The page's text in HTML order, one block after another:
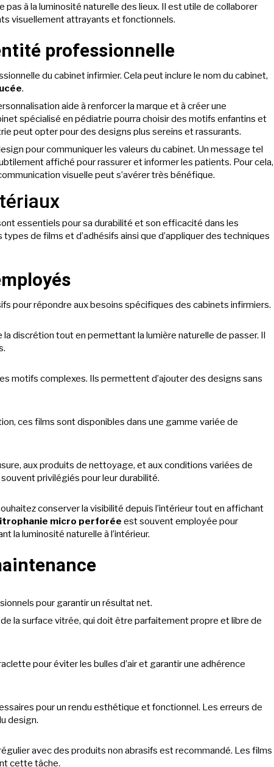
à la luminosité naturelle des lieux. Il est utile de collaborer
visuellement attrayants et fonctionnels.
professionnelle
du cabinet infirmier. Cela peut inclure le nom du cabinet,
.
aide à renforcer la marque et à créer une
spécialisé en pédiatrie pourra choisir des motifs enfantins et
peut opter pour des designs plus sereins et rassurants.
pour communiquer les valeurs du cabinet. Un message tel
affiché pour rassurer et informer les patients. Pour cela,
visuelle peut s’avérer très bénéfique.
essentiels pour sa durabilité et son efficacité dans les
de films et d’adhésifs ainsi que d’appliquer des techniques
pour répondre aux besoins spécifiques des cabinets infirmiers.
discrétion tout en permettant la lumière naturelle de passer. Il
motifs complexes. Ils permettent d’ajouter des designs sans
ces films sont disponibles dans une gamme variée de
aux produits de nettoyage, et aux conditions variées de
privilégiés pour leur durabilité.
conserver la visibilité depuis l’intérieur tout en affichant
micro perforée est souvent employée pour
la luminosité naturelle à l’intérieur.
pour garantir un résultat net.
la surface vitrée, qui doit être parfaitement propre et libre de
pour éviter les bulles d’air et garantir une adhérence
pour un rendu esthétique et fonctionnel. Les erreurs de
design.
avec des produits non abrasifs est recommandé. Les films
cette tâche.